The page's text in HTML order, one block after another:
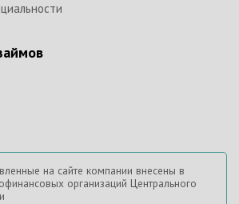
на сайте компании внесены в
организаций Центрального